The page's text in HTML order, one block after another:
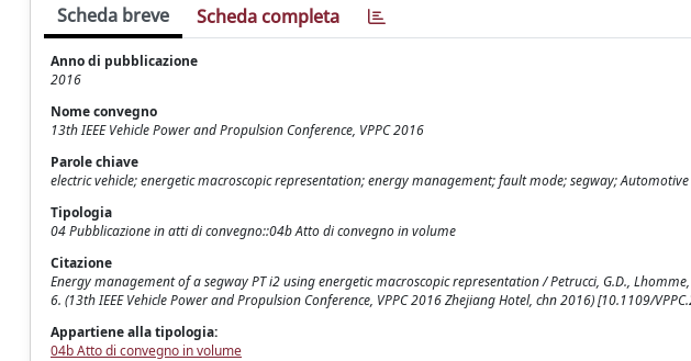
Scheda breve Scheda completa
Anno di pubblicazione
2016
Nome convegno
13th IEEE Vehicle Power and Propulsion Conference, VPPC 2016
Parole chiave
electric vehicle; energetic macroscopic representation; energy management; fault mode; segway;
Tipologia
04 Pubblicazione in atti di convegno::04b Atto di convegno in volume
Citazione
Energy management of a segway PT i2 using energetic macroscopic representation / Petrucci, G.D., Lhomme,
6. (13th IEEE Vehicle Power and Propulsion Conference, VPPC 2016 Zhejiang Hotel, chn 2016) [10.1109/
Appartiene alla tipologia:
04b Atto di convegno in volume